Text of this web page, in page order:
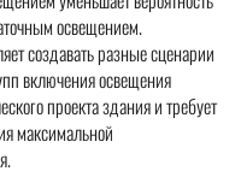
освещением.
создавать разные сценарии
включения освещения
проекта здания и требует
максимальной